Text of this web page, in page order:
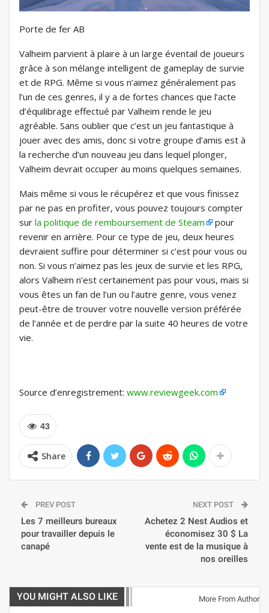
Porte de fer AB
Valheim parvient à plaire à un large éventail de joueurs
grâce à son mélange intelligent de gameplay de survie
et de RPG. Même si vous n’aimez généralement pas
l’un de ces genres, il y a de fortes chances que l’acte
d’équilibrage effectué par Valheim rende le jeu
agréable. Sans oublier que c’est un jeu fantastique à
jouer avec des amis, donc si votre groupe d’amis est à
la recherche d’un nouveau jeu dans lequel plonger,
Valheim devrait occuper au moins quelques semaines.
Mais même si vous le récupérez et que vous finissez
par ne pas en profiter, vous pouvez toujours compter
sur la politique de remboursement de Steam
pour
revenir en arrière. Pour ce type de jeu, deux heures
devraient suffire pour déterminer si c’est pour vous ou
non. Si vous n’aimez pas les jeux de survie et les RPG,
alors Valheim n’est certainement pas pour vous, mais si
vous êtes un fan de l’un ou l’autre genre, vous venez
peut-être de trouver votre nouvelle version préférée
de l’année et de perdre par la suite 40 heures de votre
vie.
Source d’enregistrement: www.reviewgeek.com
43
Share
PREV POST
Les 7 meilleurs bureaux
pour travailler depuis le
canapé
NEXT POST
Achetez 2 Nest Audios et
économisez 30 $ La
vente est de la musique à
nos oreilles
YOU MIGHT ALSO LIKE More From Author